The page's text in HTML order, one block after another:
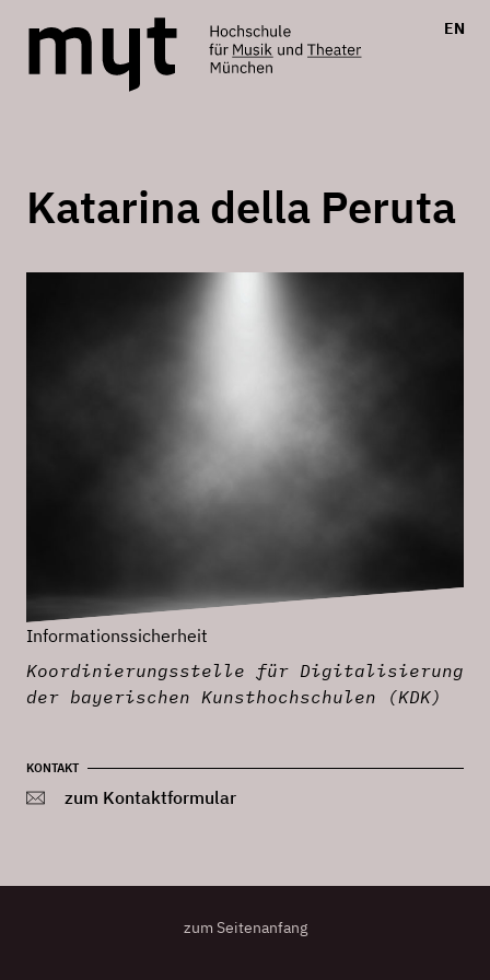
EN
Katarina della Peruta
Informationssicherheit
Koordinierungsstelle für Digitalisierung
der bayerischen Kunsthochschulen (KDK)
KONTAKT
zum Kontaktformular
zum Seitenanfang